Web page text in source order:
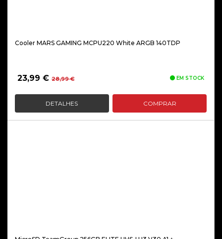
Cooler MARS GAMING MCPU220 White ARGB 140TDP
28,99€O
original
era:
23,99 €
O
atual
é:
EM STOCK
DETALHES COMPRAR